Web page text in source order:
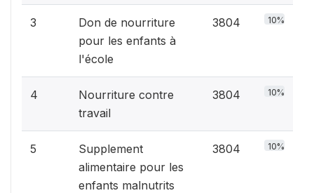
3
Don de nourriture
pour les enfants à
l'école
3804 10%
4
Nourriture contre
travail
3804 10%
5
Supplement
alimentaire pour les
enfants malnutrits
3804 10%